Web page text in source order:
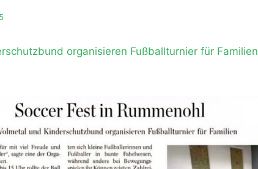
organisieren Fußballturnier für Familien